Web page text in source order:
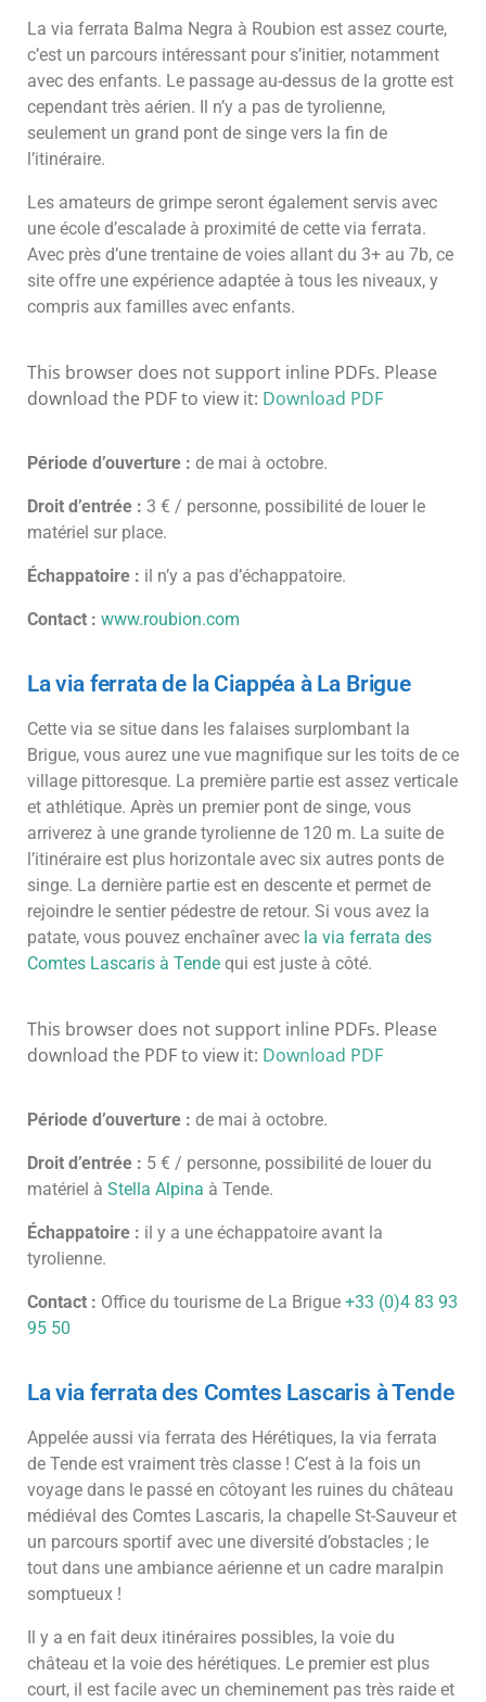
La via ferrata Balma Negra à Roubion est assez courte,
c’est un parcours intéressant pour s’initier, notamment
avec des enfants. Le passage au-dessus de la grotte est
cependant très aérien. Il n’y a pas de tyrolienne,
seulement un grand pont de singe vers la fin de
l’itinéraire.
Les amateurs de grimpe seront également servis avec
une école d’escalade à proximité de cette via ferrata.
Avec près d’une trentaine de voies allant du 3+ au 7b, ce
site offre une expérience adaptée à tous les niveaux, y
compris aux familles avec enfants.
This browser does not support inline PDFs. Please
download the PDF to view it: Download PDF
Période d’ouverture : de mai à octobre.
Droit d’entrée : 3 € / personne, possibilité de louer le
matériel sur place.
Échappatoire : il n’y a pas d’échappatoire.
Contact : www.roubion.com
La via ferrata de la Ciappéa à La Brigue
Cette via se situe dans les falaises surplombant la
Brigue, vous aurez une vue magnifique sur les toits de ce
village pittoresque. La première partie est assez verticale
et athlétique. Après un premier pont de singe, vous
arriverez à une grande tyrolienne de 120 m. La suite de
l’itinéraire est plus horizontale avec six autres ponts de
singe. La dernière partie est en descente et permet de
rejoindre le sentier pédestre de retour. Si vous avez la
patate, vous pouvez enchaîner avec la via ferrata des
Comtes Lascaris à Tende qui est juste à côté.
This browser does not support inline PDFs. Please
download the PDF to view it: Download PDF
Période d’ouverture : de mai à octobre.
Droit d’entrée : 5 € / personne, possibilité de louer du
matériel à Stella Alpina à Tende.
Échappatoire : il y a une échappatoire avant la
tyrolienne.
Contact : Office du tourisme de La Brigue +33 (0)4 83 93
95 50
La via ferrata des Comtes Lascaris à Tende
Appelée aussi via ferrata des Hérétiques, la via ferrata
de Tende est vraiment très classe ! C’est à la fois un
voyage dans le passé en côtoyant les ruines du château
médiéval des Comtes Lascaris, la chapelle St-Sauveur et
un parcours sportif avec une diversité d’obstacles ; le
tout dans une ambiance aérienne et un cadre maralpin
somptueux !
Il y a en fait deux itinéraires possibles, la voie du
château et la voie des hérétiques. Le premier est plus
court, il est facile avec un cheminement pas très raide et